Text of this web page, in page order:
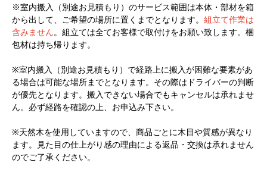
※室内搬入（別途お見積もり）のサービス範囲は本体・部材を箱
から出して、ご希望の場所に置くまでとなります。 組立て作業は
含みません。組立ては全てお客様で取付けをお願い致します。梱
包材は持ち帰ります。
※室内搬入（別途お見積もり）で経路上に搬入が困難な要素があ
る場合は可能な場所までとなります。その際はドライバーの判断
が優先となります。搬入できない場合でもキャンセルは承れませ
ん。必ず経路を確認の上、お申込み下さい。
※天然木を使用していますので、商品ごとに木目や質感が異なり
ます。見た目の仕上がり感の理由による返品・交換は承れません
のでご了承ください。